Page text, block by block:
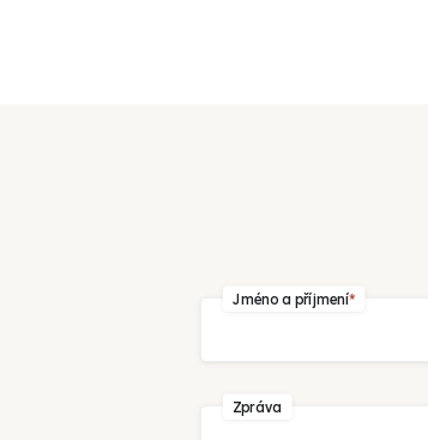
Jméno a příjmení
Zpráva